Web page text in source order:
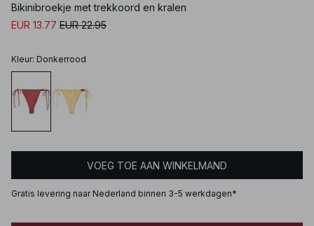
Bikinibroekje met trekkoord en kralen
EUR 13.77 EUR 22.95
Kleur: Donkerrood
VOEG TOE AAN WINKELMAND
Gratis levering naar Nederland binnen 3-5 werkdagen*